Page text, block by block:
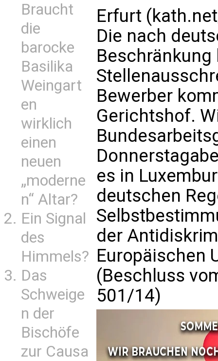
Braucht
die
barocke
Basilika
Weingart
en
wirklich
einen
neuen
„moderne
n“ Altar?
Ein Signal
des
Himmels?
Das
Schweige
n der
Bischöfe
zur Causa
Erfurt
Die nach
Bewerber
Gerichtshof.
es in
deutschen
der
Europäischen
(Beschluss
501/14)